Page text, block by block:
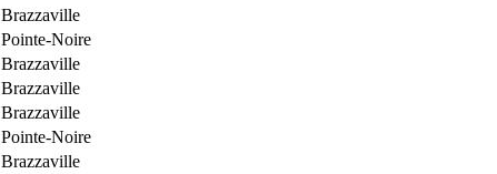
Brazzaville
Pointe-Noire
Brazzaville
Brazzaville
Brazzaville
Pointe-Noire
Brazzaville